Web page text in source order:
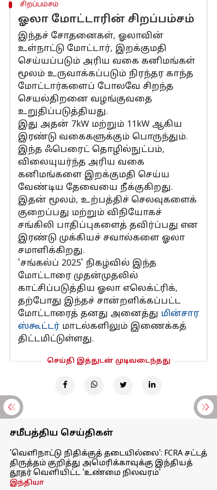
சிறப்பம்சம்
ஓலா மோட்டாரின் சிறப்பம்சம்
இந்தச் சோதனைகள், ஓலாவின்
உள்நாட்டு மோட்டார், இறக்குமதி
செய்யப்படும் அரிய வகை கனிமங்கள்
மூலம் உருவாக்கப்படும் நிரந்தர காந்த
மோட்டார்களைப் போலவே சிறந்த
செயல்திறனை வழங்குவதை
உறுதிப்படுத்தியது.
இது அதன் 7kW மற்றும் 11kW ஆகிய
இரண்டு வகைகளுக்கும் பொருந்தும்.
இந்த ஃபெரைட் தொழில்நுட்பம்,
விலையுயர்ந்த அரிய வகை
கனிமங்களை இறக்குமதி செய்ய
வேண்டிய தேவையை நீக்குகிறது.
இதன் மூலம், உற்பத்திச் செலவுகளைக்
குறைப்பது மற்றும் விநியோகச்
சங்கிலி பாதிப்புகளைத் தவிர்ப்பது என
இரண்டு முக்கியச் சவால்களை ஓலா
சமாளிக்கிறது.
'சங்கல்ப் 2025' நிகழ்வில் இந்த
மோட்டாரை முதன்முதலில்
காட்சிப்படுத்திய ஓலா எலெக்ட்ரிக்,
தற்போது இந்தச் சான்றளிக்கப்பட்ட
மோட்டாரைத் தனது அனைத்து மின்சார
ஸ்கூட்டர் மாடல்களிலும் இணைக்கத்
திட்டமிட்டுள்ளது.
செய்தி இத்துடன் முடிவடைந்தது
சமீபத்திய செய்திகள்
'வெளிநாட்டு நிதிக்குத் தடையில்லை': FCRA சட்டத்
திருத்தம் குறித்து அமெரிக்காவுக்கு இந்தியத்
தூதர் வெளியிட்ட 'உண்மை நிலவரம்'
இந்தியா